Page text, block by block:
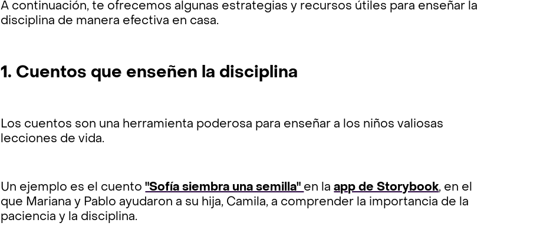
A continuación, te ofrecemos algunas estrategias y recursos útiles para enseñar la
disciplina de manera efectiva en casa.
1. Cuentos que enseñen la disciplina
Los cuentos son una herramienta poderosa para enseñar a los niños valiosas
lecciones de vida.
Un ejemplo es el cuento"Sofía siembra una semilla" en laapp de Storybook, en el
que Mariana y Pablo ayudaron a su hija, Camila, a comprender la importancia de la
paciencia y la disciplina.